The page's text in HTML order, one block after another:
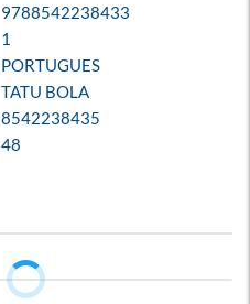
9788542238433
1
PORTUGUES
TATU BOLA
8542238435
48